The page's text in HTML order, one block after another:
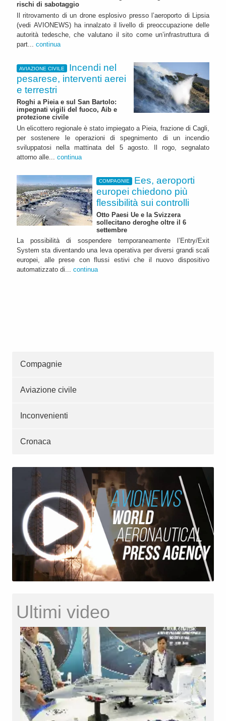
rischi di sabotaggio
Il ritrovamento di un drone esplosivo presso l’aeroporto di Lipsia
(vedi AVIONEWS) ha innalzato il livello di preoccupazione delle
autorità tedesche, che valutano il sito come un’infrastruttura di
part... continua
AVIAZIONE CIVILE
Incendi nel
pesarese, interventi aerei
e terrestri
Roghi a Pieia e sul San Bartolo:
impegnati vigili del fuoco, Aib e
protezione civile
Un elicottero regionale è stato impiegato a Pieia, frazione di Cagli,
per sostenere le operazioni di spegnimento di un incendio
sviluppatosi nella mattinata del 5 agosto. Il rogo, segnalato
attorno alle... continua
COMPAGNIE
Ees, aeroporti
europei chiedono più
flessibilità sui controlli
Otto Paesi Ue e la Svizzera
sollecitano deroghe oltre il 6
settembre
La possibilità di sospendere temporaneamente l’Entry/Exit
System sta diventando una leva operativa per diversi grandi scali
europei, alle prese con flussi estivi che il nuovo dispositivo
automatizzato di... continua
Compagnie
Aviazione civile
Inconvenienti
Cronaca
Ultimi video